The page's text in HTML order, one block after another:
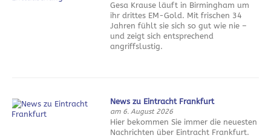
Gesa Krause läuft in Birmingham um
ihr drittes EM-Gold. Mit frischen 34
Jahren fühlt sie sich so gut wie nie –
und zeigt sich entsprechend
angriffslustig.
News zu Eintracht Frankfurt
am 6. August 2026
Hier bekommen Sie immer die neuesten
Nachrichten über Eintracht Frankfurt.